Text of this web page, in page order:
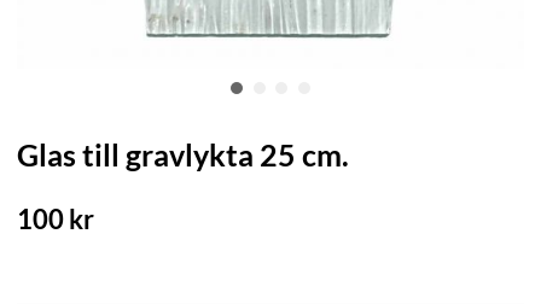
Glas till gravlykta 25 cm.
100kr